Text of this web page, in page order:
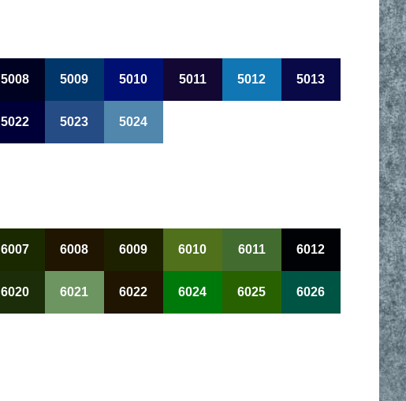
5008 5009 5010 5011 5012 5013
5022 5023 5024
6007 6008 6009 6010 6011 6012
6020 6021 6022 6024 6025 6026